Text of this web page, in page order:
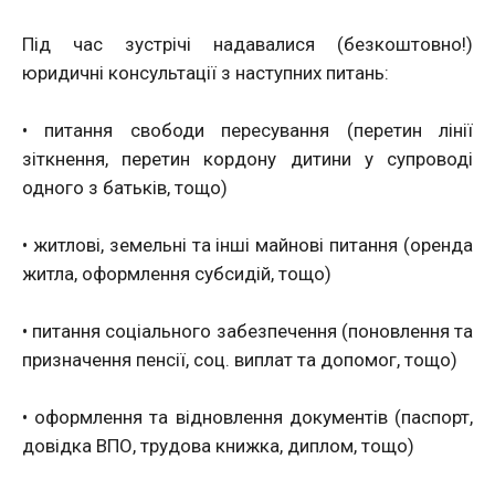
Під час зустрічі надавалися (безкоштовно!)
юридичні консультації з наступних питань:
• питання свободи пересування (перетин лінії
зіткнення, перетин кордону дитини у супроводі
одного з батьків, тощо)
• житлові, земельні та інші майнові питання (оренда
житла, оформлення субсидій, тощо)
• питання соціального забезпечення (поновлення та
призначення пенсії, соц. виплат та допомог, тощо)
• оформлення та відновлення документів (паспорт,
довідка ВПО, трудова книжка, диплом, тощо)